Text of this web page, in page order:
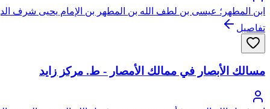
ابن المطهر؛ عيسى بن لطف الله بن المطهر بن الإمام يحيى شرف
تفاصيل
مسالك الأبصار في ممالك الأمصار - ط. مركز زايد